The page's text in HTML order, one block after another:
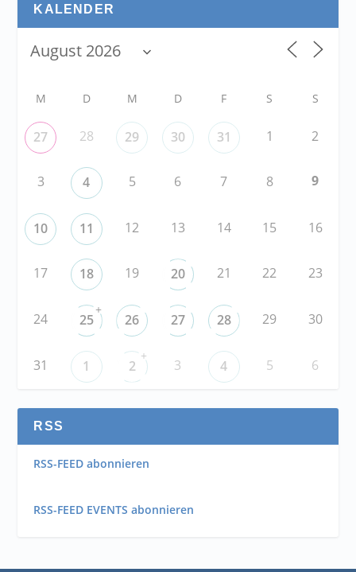
KALENDER
M D M D F S S
27 28 29 30 31 1 2
3 4 5 6 7 8 9
10 11 12 13 14 15 16
17 18 19 20 21 22 23
24 25
+
26 27 28 29 30
31 1 2
+
3 4 5 6
RSS
RSS-FEED abonnieren
RSS-FEED EVENTS abonnieren